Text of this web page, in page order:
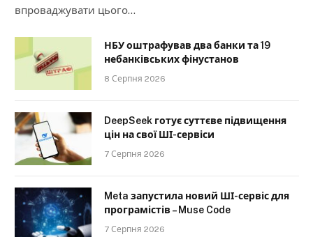
впроваджувати цього…
НБУ оштрафував два банки та 19
небанківських фінустанов
8 Серпня 2026
DeepSeek готує суттєве підвищення
цін на свої ШІ-сервіси
7 Серпня 2026
Meta запустила новий ШІ-сервіс для
програмістів – Muse Code
7 Серпня 2026